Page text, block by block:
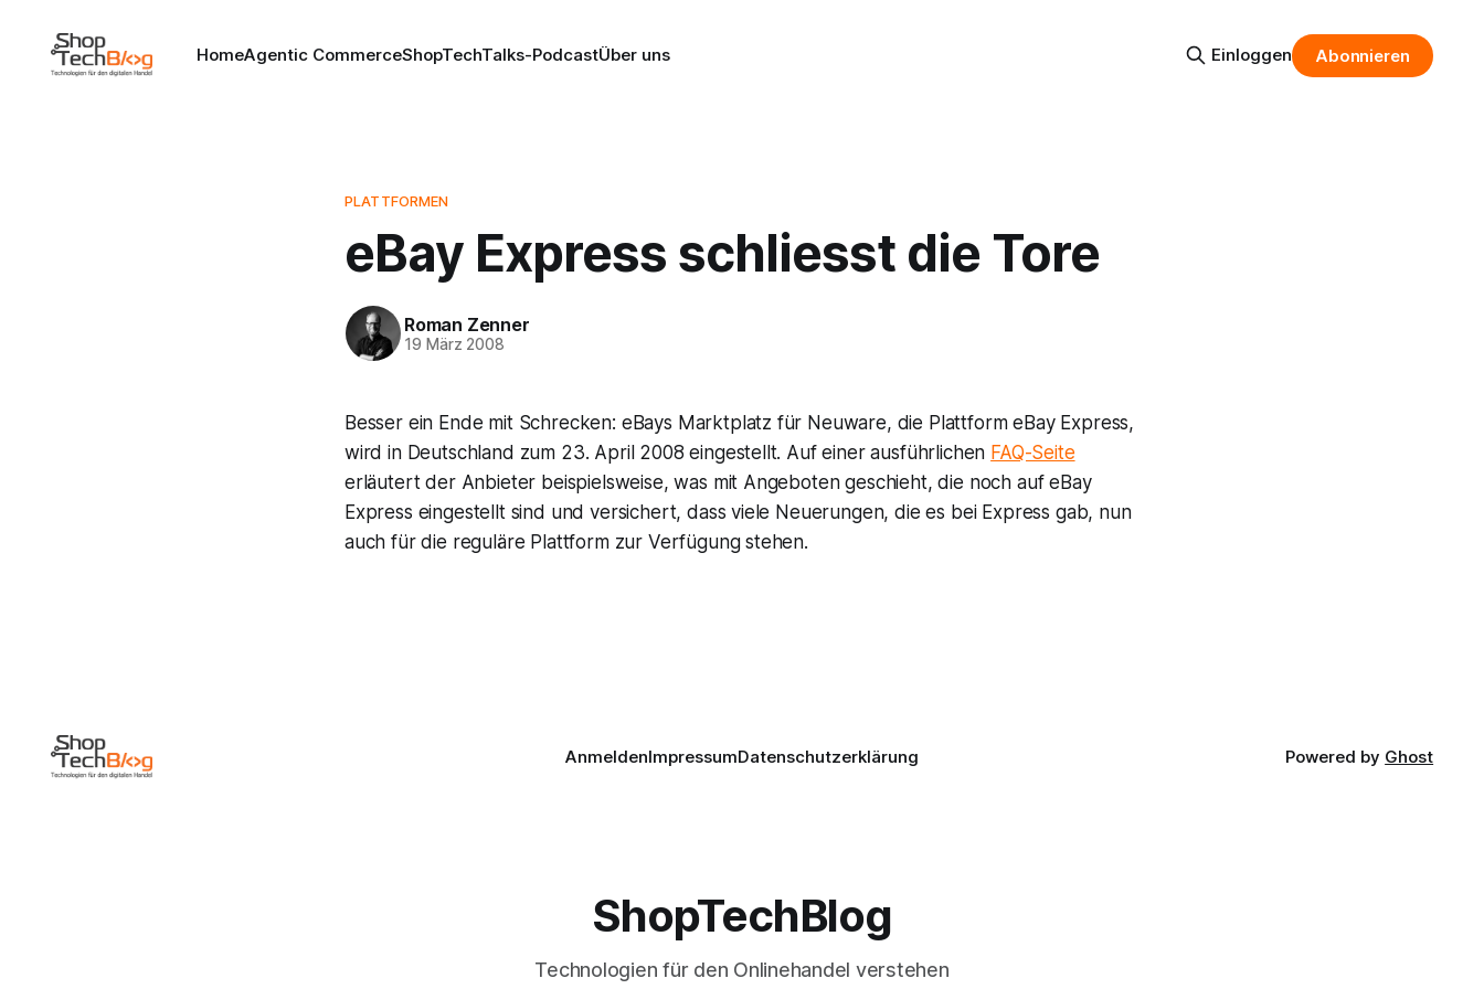
HomeAgentic CommerceShopTechTalks-PodcastÜber uns Einloggen Abonnieren
PLATTFORMEN
eBay Express schliesst die Tore
Roman Zenner
19 März 2008
Besser ein Ende mit Schrecken: eBays Marktplatz für Neuware, die Plattform eBay Express,
wird in Deutschland zum 23. April 2008 eingestellt. Auf einer ausführlichen FAQ-Seite
erläutert der Anbieter beispielsweise, was mit Angeboten geschieht, die noch auf eBay
Express eingestellt sind und versichert, dass viele Neuerungen, die es bei Express gab, nun
auch für die reguläre Plattform zur Verfügung stehen.
AnmeldenImpressumDatenschutzerklärung Powered by Ghost
ShopTechBlog
Technologien für den Onlinehandel verstehen